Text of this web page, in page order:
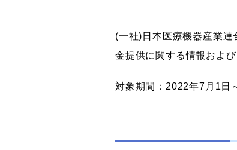
(一社)日本医療機器産業
金提供に関する情報および
対象期間：2022年7月1日